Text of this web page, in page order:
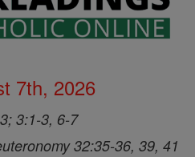
7th, 2026
3:1-3, 6-7
32:35-36, 39, 41